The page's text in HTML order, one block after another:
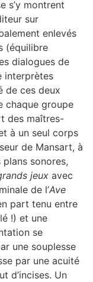
s’y montrent
sur
enlevés
(équilibre
dialogues de
interprètes
de ces deux
chaque groupe
des maîtres-
à un seul corps
de Mansart, à
sonores,
jeux avec
de l’Ave
part tenu entre
!) et une
se
une souplesse
par une acuité
d’incises. Un